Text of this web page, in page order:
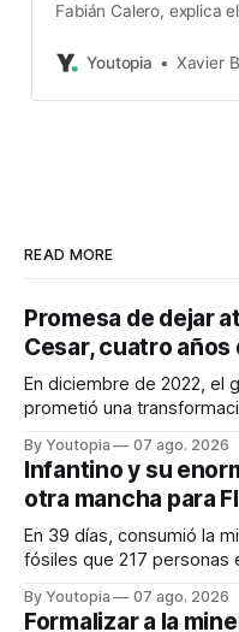
Fabián Calero, explica
nuclear. La meta: un
Youtopia Xavier
READ MORE
Promesa de dejar
Cesar, cuatro años
En diciembre de 2022, el
prometió una
By Youtopia 07 ago. 2026
Infantino y su
otra mancha para
En 39 días, consumió la
fósiles que 217 personas
By Youtopia 07 ago. 2026
Formalizar a la